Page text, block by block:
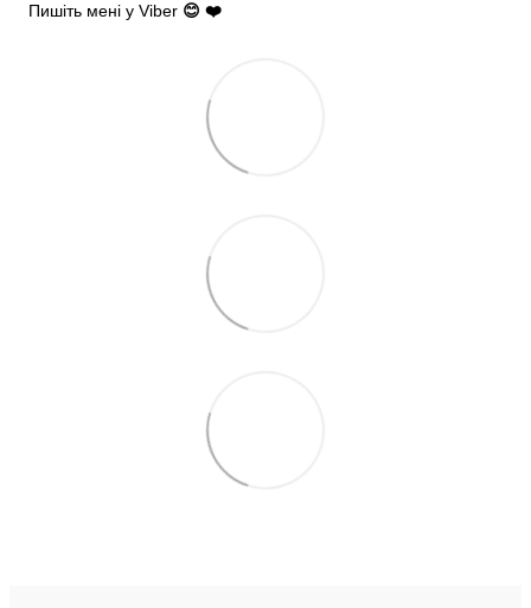
Пишіть мені у Viber 😊 ❤️